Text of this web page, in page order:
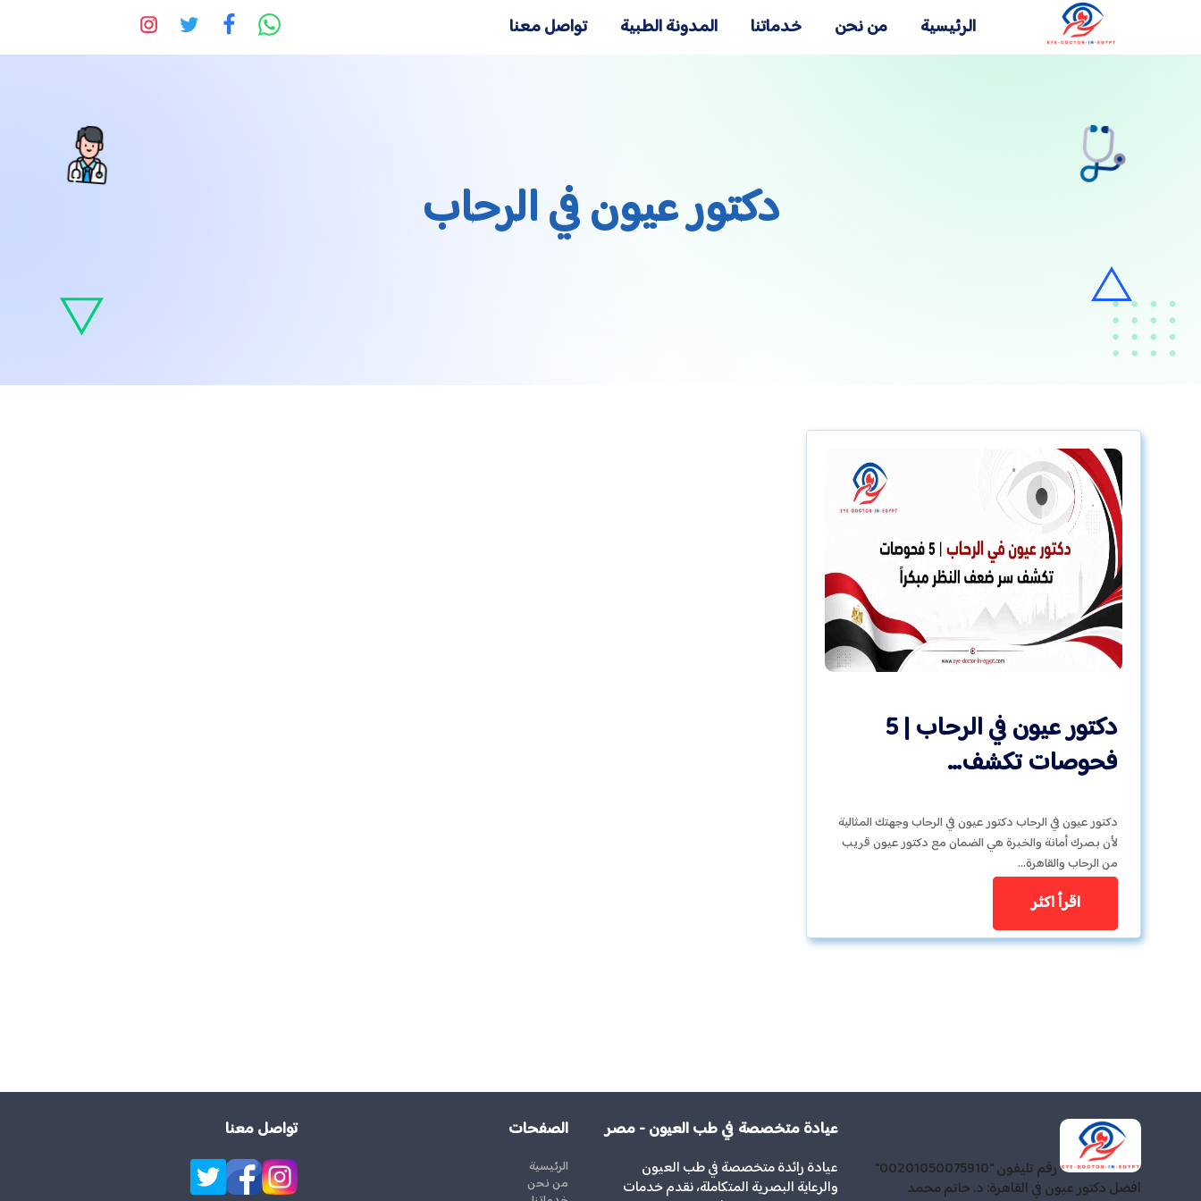
الرئيسية من نحن خدماتنا المدونة الطبية تواصل معنا
دكتور عيون في الرحاب
دكتور عيون في الرحاب | 5
فحوصات تكشف…
دكتور عيون في الرحاب دكتور عيون في الرحاب وجهتك المثالية
لأن بصرك أمانة والخبرة هي الضمان مع دكتور عيون قريب
من الرحاب والقاهرة…
اقرأ اكثر
رقم تليفون "00201050075910"
افضل دكتور عيون في القاهرة: د. حاتم محمد
عيادة متخصصة في طب العيون - مصر
عيادة رائدة متخصصة في طب العيون
والرعاية البصرية المتكاملة، نقدم خدمات
الصفحات
الرئيسية
من نحن
تواصل معنا